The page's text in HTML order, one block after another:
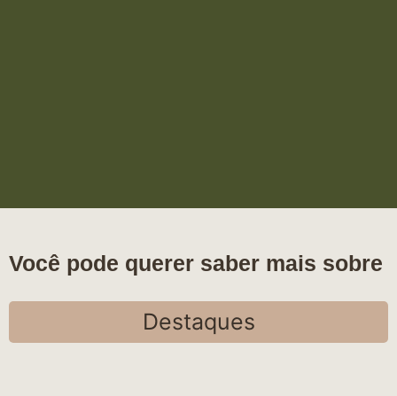
Você pode querer saber mais sobre
Destaques